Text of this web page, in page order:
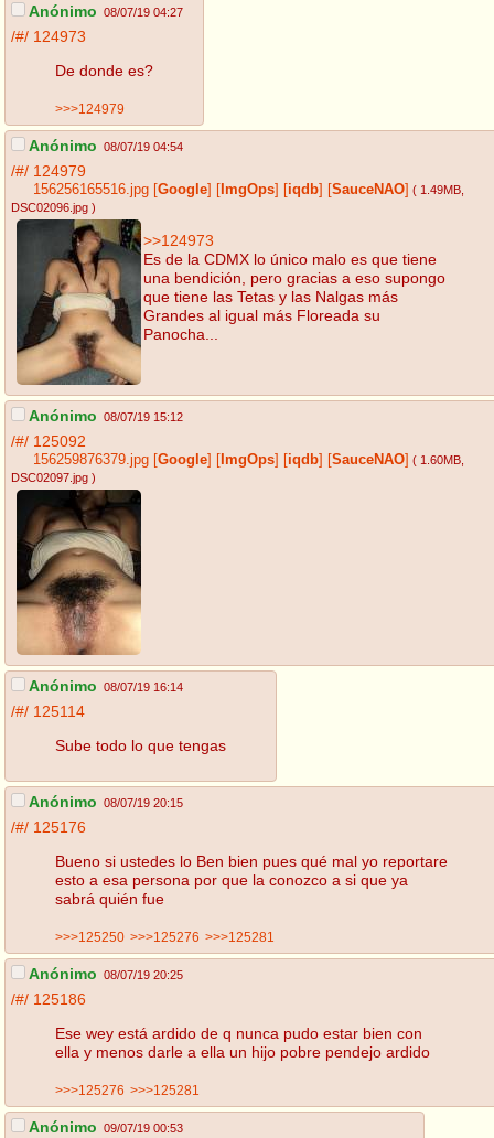
Anónimo 08/07/19 04:27
/#/ 124973
De donde es?
>>>124979
Anónimo 08/07/19 04:54
/#/ 124979
156256165516.jpg Google ImgOps iqdb SauceNAO ( 1.49MB,
DSC02096.jpg )
>>124973
Es de la CDMX lo único malo es que tiene
una bendición, pero gracias a eso supongo
que tiene las Tetas y las Nalgas más
Grandes al igual más Floreada su
Panocha...
Anónimo 08/07/19 15:12
/#/ 125092
156259876379.jpg Google ImgOps iqdb SauceNAO ( 1.60MB,
DSC02097.jpg )
Anónimo 08/07/19 16:14
/#/ 125114
Sube todo lo que tengas
Anónimo 08/07/19 20:15
/#/ 125176
Bueno si ustedes lo Ben bien pues qué mal yo reportare
esto a esa persona por que la conozco a si que ya
sabrá quién fue
>>>125250 >>>125276 >>>125281
Anónimo 08/07/19 20:25
/#/ 125186
Ese wey está ardido de q nunca pudo estar bien con
ella y menos darle a ella un hijo pobre pendejo ardido
>>>125276 >>>125281
Anónimo 09/07/19 00:53